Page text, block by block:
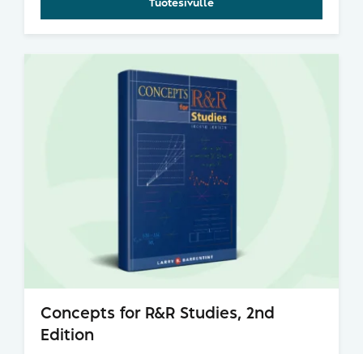
Tuotesivulle
Concepts for R&R Studies, 2nd
Edition